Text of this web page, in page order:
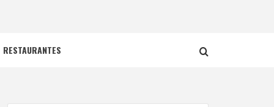
RESTAURANTES